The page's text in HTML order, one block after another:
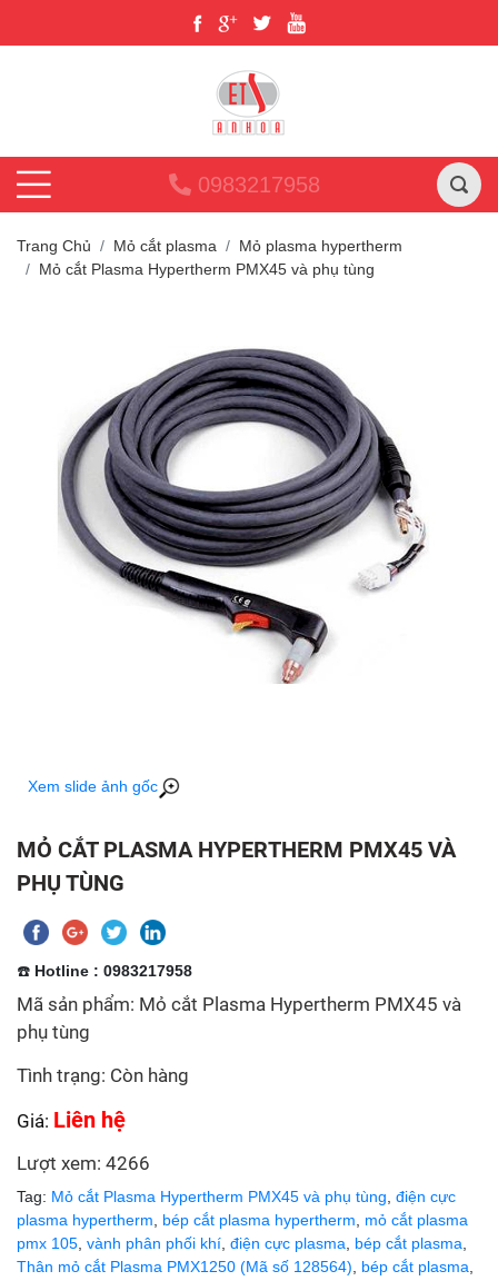
0983217958
Trang Chủ Mỏ cắt plasma
Mỏ plasma hypertherm
Mỏ cắt Plasma Hypertherm PMX45 và phụ tùng
Xem slide ảnh gốc
MỎ CẮT PLASMA HYPERTHERM PMX45 VÀ
PHỤ TÙNG
☎️ Hotline : 0983217958
Mã sản phẩm: Mỏ cắt Plasma Hypertherm PMX45 và
phụ tùng
Tình trạng: Còn hàng
Giá: Liên hệ
Lượt xem: 4266
Tag: Mỏ cắt Plasma Hypertherm PMX45 và phụ tùng điện cực
plasma hypertherm
bép cắt plasma hypertherm
mỏ cắt plasma
pmx 105 vành phân phối khí điện cực plasma bép cắt plasma
Thân mỏ cắt Plasma PMX1250 (Mã số 128564)
bép cắt plasma